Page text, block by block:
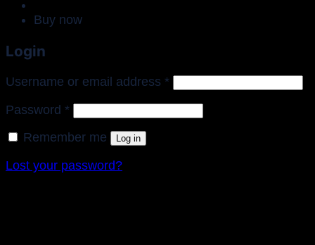
Buy now
Login
Username or email address *Required
Password *Required
Remember me Log in
Lost your password?